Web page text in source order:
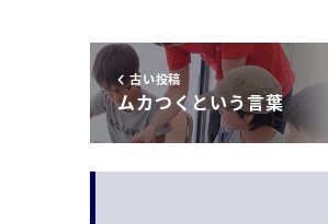
古い投稿
ムカつくという言葉